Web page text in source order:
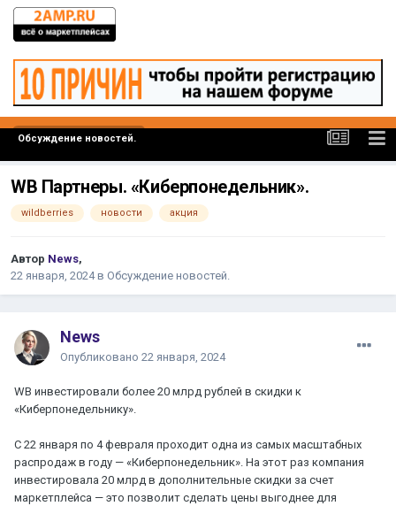
Обсуждение новостей.
WB Партнеры. «Киберпонедельник».
wildberries новости акция
Автор News,
22 января, 2024в Обсуждение новостей.
News
Опубликовано 22 января, 2024
WB инвестировали более 20 млрд рублей в скидки к
«Киберпонедельнику».
С 22 января по 4 февраля проходит одна из самых масштабных
распродаж в году — «Киберпонедельник». На этот раз компания
инвестировала 20 млрд в дополнительные скидки за счет
маркетплейса — это позволит сделать цены выгоднее для